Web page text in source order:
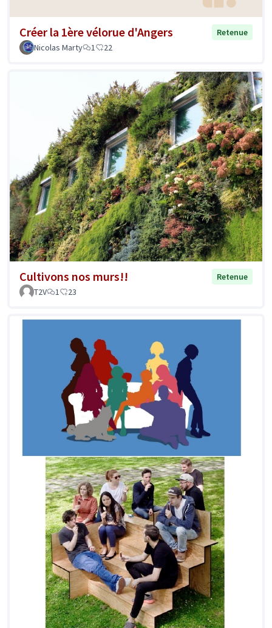
Créer la 1ère vélorue d'Angers
Retenue
Nicolas Marty
1 22
Cultivons nos murs!!
Retenue
T2V
1 23